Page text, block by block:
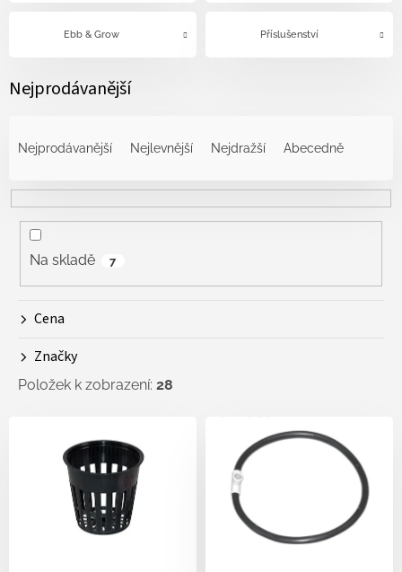
Ebb & Grow Příslušenství
Nejprodávanější
e
n
Nejprodávanější Nejlevnější Nejdražší Abecedně
Na skladě 7
Cena
Značky
Položek k zobrazení: 28